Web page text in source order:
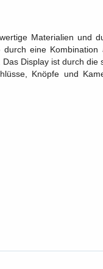
Materialien und
durch eine Kombination
Display ist durch die
Knöpfe und